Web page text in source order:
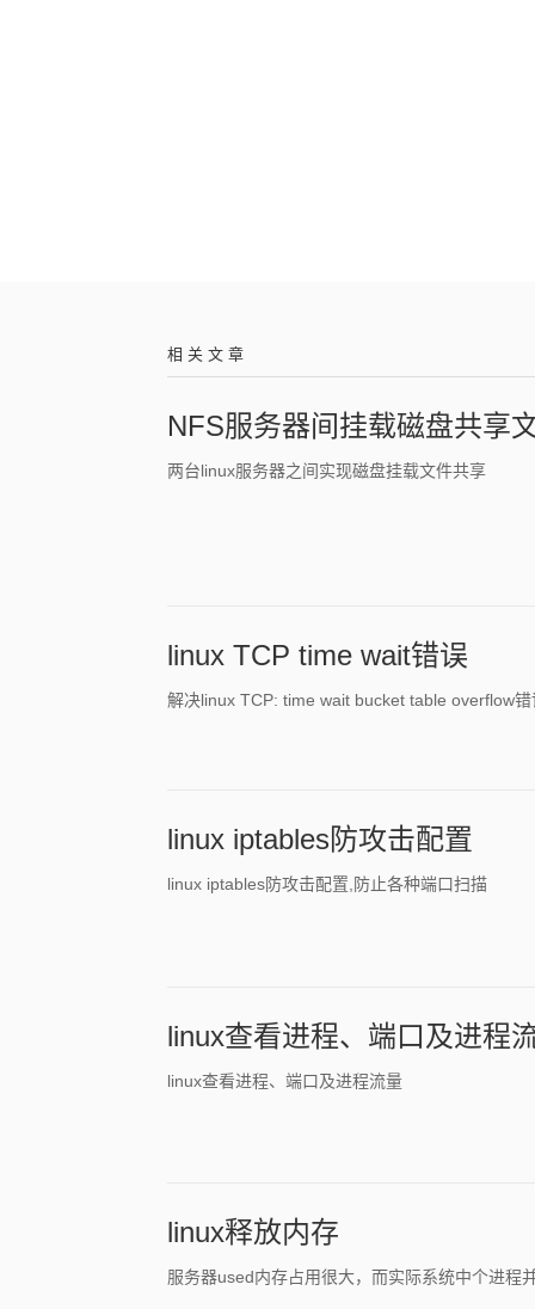
相 关 文 章
NFS服务器间挂载磁盘共享
两台linux服务器之间实现磁盘挂载文件共享
linux TCP time wait错误
解决linux TCP: time wait bucket table overflow错
linux iptables防攻击配置
linux iptables防攻击配置,防止各种端口扫描
linux查看进程、端口及进程
linux查看进程、端口及进程流量
linux释放内存
服务器used内存占用很大，而实际系统中个进程